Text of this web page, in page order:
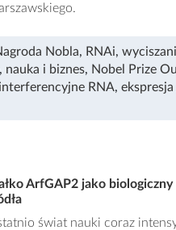
Nobla, RNAi,
, nauka i biznes, Nobel Prize
interferencyjne RNA,
ArfGAP2 jako
świat nauki coraz